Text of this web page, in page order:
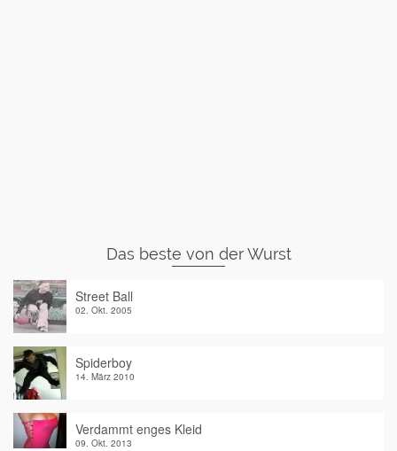
Das beste von der Wurst
Street Ball
02. Okt. 2005
Spiderboy
14. März 2010
Verdammt enges Kleid
09. Okt. 2013